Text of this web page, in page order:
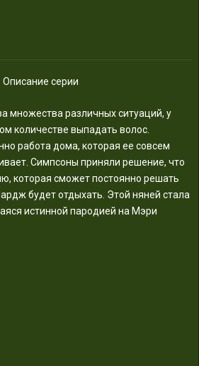
Описание серии
множества различных ситуаций, у
количестве выпадать волос.
работа дома, которая ее совсем
Симпсоны приняли решение, что
которая сможет постоянно решать
будет отдыхать. Этой няней стала
истинной пародией на Мэри